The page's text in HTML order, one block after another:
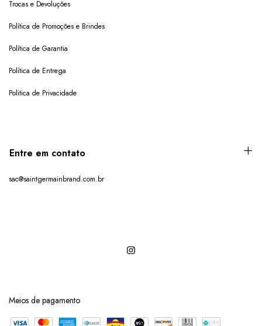
Trocas e Devoluções
Política de Promoções e Brindes
Política de Garantia
Política de Entrega
Politica de Privacidade
Entre em contato
sac@saintgermainbrand.com.br
Meios de pagamento